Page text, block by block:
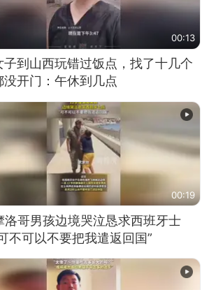
00:13
子到山西玩错过饭点，找了十几个
没开门：午休到几点
00:19
洛哥男孩边境哭泣恳求西班牙士
不可以不要把我遣返回国”